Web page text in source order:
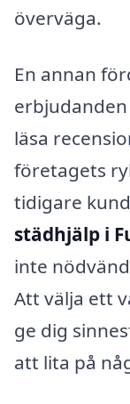
överväga.
En annan
läsa
företagets
tidigare
städhjälp i
inte
Att välja ett
ge dig
att lita på